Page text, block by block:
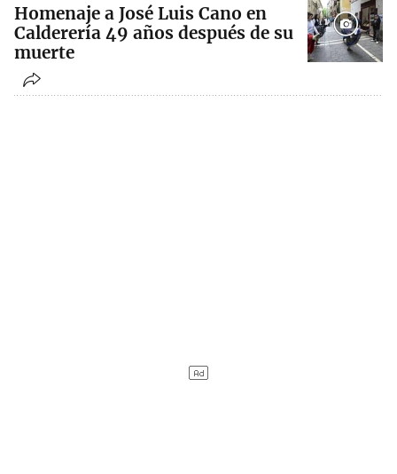
Homenaje a José Luis Cano en
Calderería 49 años después de su
muerte